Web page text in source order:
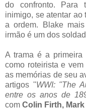
do confronto. Para
inimigo, se atentar ao
a ordem. Blake
irmão é um dos
A trama é a primeira
como roteirista e
as memórias de seu
artigos ''WWI: "The
entre os anos de
com Colin Firth,